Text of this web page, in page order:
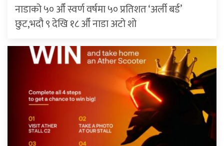
नाडाको ५० औँ स्वर्ण वर्षमा ५० प्रतिशत ‘अर्ली बर्ड’
छुट,भदौ ९ देखि १८ औँ नाडा अटो शो